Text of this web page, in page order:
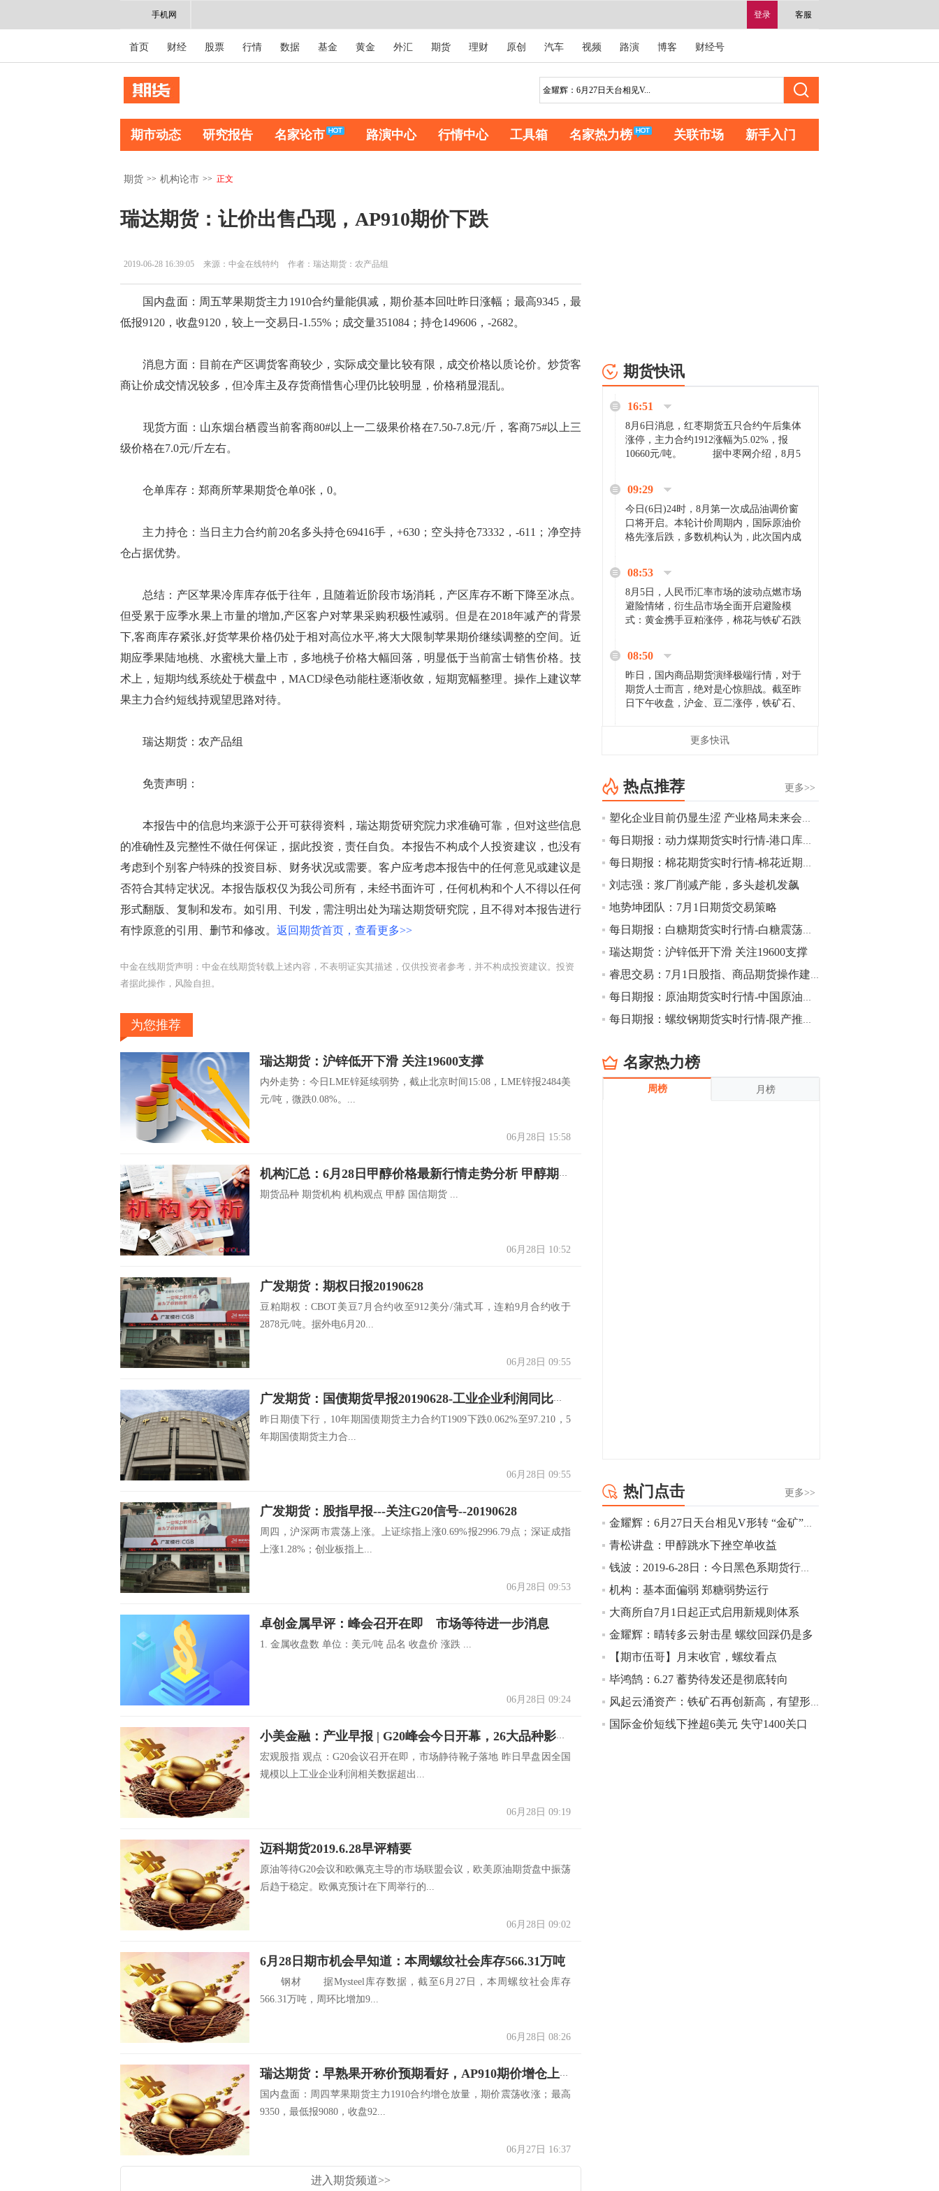
登录 客服
手机网
首页 财经 股票 行情 数据 基金 黄金 外汇 期货 理财 原创 汽车 视频 路演 博客 财经号
期市动态 研究报告 名家论市 路演中心 行情中心 工具箱 名家热力榜 关联市场 新手入门
期货 >> 机构论市 >> 正文
瑞达期货：让价出售凸现，AP910期价下跌
2019-06-28 16:39:05 来源：中金在线特约 作者：瑞达期货：农产品组
国内盘面：周五苹果期货主力1910合约量能俱减，期价基本回吐昨日涨幅；最高9345，最
低报9120，收盘9120，较上一交易日-1.55%；成交量351084；持仓149606，-2682。
消息方面：目前在产区调货客商较少，实际成交量比较有限，成交价格以质论价。炒货客
商让价成交情况较多，但冷库主及存货商惜售心理仍比较明显，价格稍显混乱。
现货方面：山东烟台栖霞当前客商80#以上一二级果价格在7.50-7.8元/斤，客商75#以上三
级价格在7.0元/斤左右。
仓单库存：郑商所苹果期货仓单0张，0。
主力持仓：当日主力合约前20名多头持仓69416手，+630；空头持仓73332，-611；净空持
仓占据优势。
总结：产区苹果冷库库存低于往年，且随着近阶段市场消耗，产区库存不断下降至冰点。
但受累于应季水果上市量的增加,产区客户对苹果采购积极性减弱。但是在2018年减产的背景
下,客商库存紧张,好货苹果价格仍处于相对高位水平,将大大限制苹果期价继续调整的空间。近
期应季果陆地桃、水蜜桃大量上市，多地桃子价格大幅回落，明显低于当前富士销售价格。技
术上，短期均线系统处于横盘中，MACD绿色动能柱逐渐收敛，短期宽幅整理。操作上建议苹
果主力合约短线持观望思路对待。
瑞达期货：农产品组
免责声明：
本报告中的信息均来源于公开可获得资料，瑞达期货研究院力求准确可靠，但对这些信息
的准确性及完整性不做任何保证，据此投资，责任自负。本报告不构成个人投资建议，也没有
考虑到个别客户特殊的投资目标、财务状况或需要。客户应考虑本报告中的任何意见或建议是
否符合其特定状况。本报告版权仅为我公司所有，未经书面许可，任何机构和个人不得以任何
形式翻版、复制和发布。如引用、刊发，需注明出处为瑞达期货研究院，且不得对本报告进行
有悖原意的引用、删节和修改。 返回期货首页，查看更多>>
中金在线期货声明：中金在线期货转载上述内容，不表明证实其描述，仅供投资者参考，并不构成投资建议。投资
者据此操作，风险自担。
为您推荐
瑞达期货：沪锌低开下滑 关注19600支撑
内外走势：今日LME锌延续弱势，截止北京时间15:08，LME锌报2484美
元/吨，微跌0.08%。...
06月28日 15:58
机构汇总：6月28日甲醇价格最新行情走势分析 甲醇期价震荡下行
期货品种 期货机构 机构观点 甲醇 国信期货 ...
06月28日 10:52
广发期货：期权日报20190628
豆粕期权：CBOT美豆7月合约收至912美分/蒲式耳，连粕9月合约收于
2878元/吨。据外电6月20...
06月28日 09:55
广发期货：国债期货早报20190628-工业企业利润同比由负转正，期债震荡下行
昨日期债下行，10年期国债期货主力合约T1909下跌0.062%至97.210，5
年期国债期货主力合...
06月28日 09:55
广发期货：股指早报---关注G20信号--20190628
周四，沪深两市震荡上涨。上证综指上涨0.69%报2996.79点；深证成指
上涨1.28%；创业板指上...
06月28日 09:53
卓创金属早评：峰会召开在即 市场等待进一步消息
1. 金属收盘数 单位：美元/吨 品名 收盘价 涨跌 ...
06月28日 09:24
小美金融：产业早报 | G20峰会今日开幕，26大品种影响几何
宏观股指 观点：G20会议召开在即，市场静待靴子落地 昨日早盘因全国
规模以上工业企业利润相关数据超出...
06月28日 09:19
迈科期货2019.6.28早评精要
原油等待G20会议和欧佩克主导的市场联盟会议，欧美原油期货盘中振荡
后趋于稳定。欧佩克预计在下周举行的...
06月28日 09:02
6月28日期市机会早知道：本周螺纹社会库存566.31万吨
钢材 据Mysteel库存数据，截至6月27日，本周螺纹社会库存
566.31万吨，周环比增加9...
06月28日 08:26
瑞达期货：早熟果开称价预期看好，AP910期价增仓上涨
国内盘面：周四苹果期货主力1910合约增仓放量，期价震荡收涨；最高
9350，最低报9080，收盘92...
06月27日 16:37
进入期货频道>>
期货快讯
16:51
8月6日消息，红枣期货五只合约午后集体
涨停，主力合约1912涨幅为5.02%，报
10660元/吨。 据中枣网介绍，8月5
家好货依旧惜售挺...
09:29
今日(6日)24时，8月第一次成品油调价窗
口将开启。本轮计价周期内，国际原油价
格先涨后跌，多数机构认为，此次国内成
08:53
8月5日，人民币汇率市场的波动点燃市场
避险情绪，衍生品市场全面开启避险模
式：黄金携手豆粕涨停，棉花与铁矿石跌
场来看，汇率波动...
08:50
昨日，国内商品期货演绎极端行情，对于
期货人士而言，绝对是心惊胆战。截至昨
日下午收盘，沪金、豆二涨停，铁矿石、
[imgnobrwh] src=...
14:23
跌幅达6%，报689.5元/吨，刷新近两个月
低位。
14:20
方正有色研究团队：高度重视贵金属的阶
段性机会。自年初以来沪金上涨16.93%，
立涨势，白银将开启补涨，且涨幅超过黄
金，金银比有望高位回归。
13:55
豆二期货主力合约涨停，涨幅达3.98%，报
CBOT大豆期货市场上涨，11月期约收高
影响，夜盘连粕高位窄幅震荡，建议短线
操作为主。 ...
13:54
8月5日消息，内外盘贵金属强劲走升，沪
金主力合约涨停，涨幅3.99%，报334.00
幅扩大至4.4%。
10:43
【行情】芝加哥11月大豆期货跌0.4%，12
月玉米期货跌1%。
10:43
【行情】油脂油料期货表现抢眼，豆二期
2.5%，棕榈油涨近2%，菜粕涨1.54%。
10:17
【研报精选】国内期货机构对8月5日的原
油期货走势预测
更多快讯
更多>>
热点推荐
塑化企业目前仍显生涩 产业格局未来会有大变化
每日期报：动力煤期货实时行情-港口库存增加 动力煤期价下跌
每日期报：棉花期货实时行情-棉花近期多头看涨心态仍在升温
刘志强：浆厂削减产能，多头趁机发飙
地势坤团队：7月1日期货交易策略
每日期报：白糖期货实时行情-白糖震荡区间难以改变
瑞达期货：沪锌低开下滑 关注19600支撑
睿思交易：7月1日股指、商品期货操作建议
每日期报：原油期货实时行情-中国原油等待反弹机会跟进多单
每日期报：螺纹钢期货实时行情-限产推涨螺纹钢进一步上行
名家热力榜
周榜 月榜
更多>>
热门点击
金耀辉：6月27日天台相见V形转 “金矿”回踩先做多
青松讲盘：甲醇跳水下挫空单收益
钱波：2019-6-28日：今日黑色系期货行情分析
机构：基本面偏弱 郑糖弱势运行
大商所自7月1日起正式启用新规则体系
金耀辉：晴转多云射击星 螺纹回踩仍是多
【期市伍哥】月末收官，螺纹看点
毕鸿鹄：6.27 蓄势待发还是彻底转向
风起云涌资产：铁矿石再创新高，有望形成双头结构
国际金价短线下挫超6美元 失守1400关口